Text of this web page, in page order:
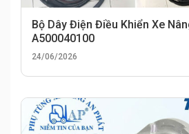
Bộ Dây Điện Điều Khiển Xe
A500040100
24/06/2026